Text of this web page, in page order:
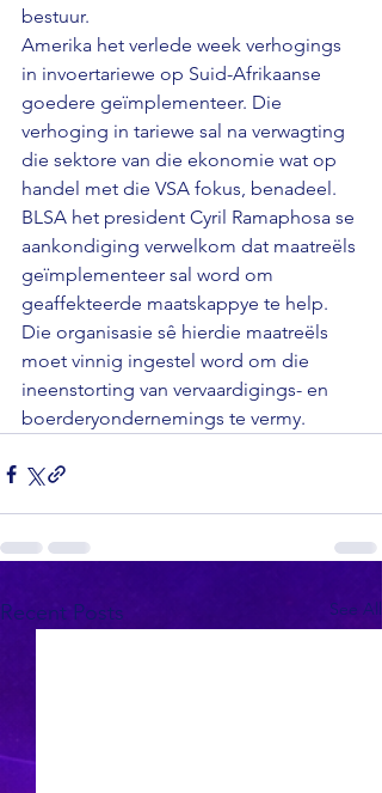
bestuur.
Amerika het verlede week verhogings
in invoertariewe op Suid-Afrikaanse
goedere geïmplementeer. Die
verhoging in tariewe sal na verwagting
die sektore van die ekonomie wat op
handel met die VSA fokus, benadeel.
BLSA het president Cyril Ramaphosa se
aankondiging verwelkom dat maatreëls
geïmplementeer sal word om
geaffekteerde maatskappye te help.
Die organisasie sê hierdie maatreëls
moet vinnig ingestel word om die
ineenstorting van vervaardigings- en
boerderyondernemings te vermy.
Recent Posts See All